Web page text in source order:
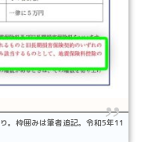
。枠囲みは筆者追記。令和5年11